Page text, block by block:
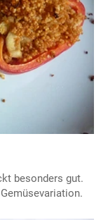
besonders gut.